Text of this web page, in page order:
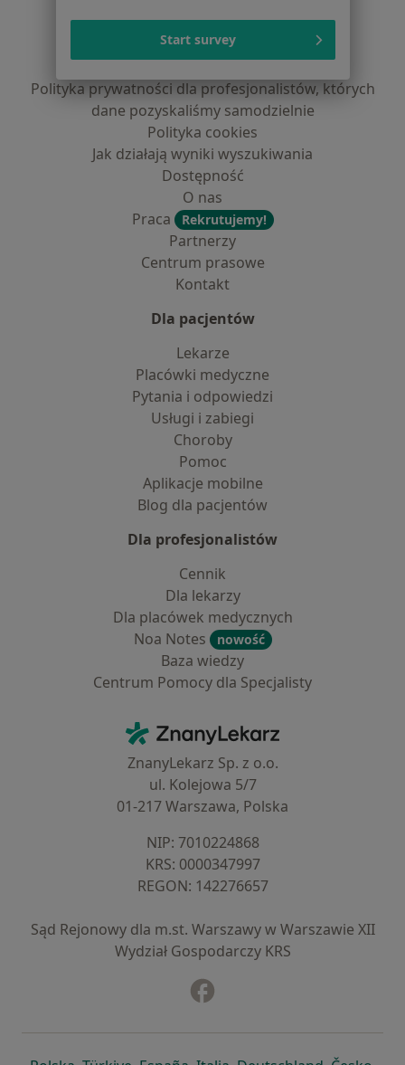
Regulamin
Polityka prywatności pacjentów
Polityka prywatności dla profesjonalistów, których
dane pozyskaliśmy samodzielnie
Polityka cookies
Jak działają wyniki wyszukiwania
Dostępność
O nas
Praca
Rekrutujemy!
Partnerzy
Centrum prasowe
Kontakt
Dla pacjentów
Lekarze
Placówki medyczne
Pytania i odpowiedzi
Usługi i zabiegi
Choroby
Pomoc
Aplikacje mobilne
Blog dla pacjentów
Dla profesjonalistów
Cennik
Dla lekarzy
Dla placówek medycznych
Noa Notes
nowość
Baza wiedzy
Centrum Pomocy dla Specjalisty
ZnanyLekarz - Strona główna
ZnanyLekarz Sp. z o.o.
ul. Kolejowa 5/7
01-217 Warszawa, Polska
NIP: ⁠7010224868
KRS: ⁠0000347997
REGON: ⁠142276657
Sąd Rejonowy dla m.st. Warszawy w Warszawie XII
Wydział Gospodarczy KRS
Start survey